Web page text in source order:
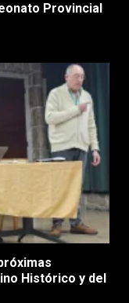
Provincial
Histórico y del